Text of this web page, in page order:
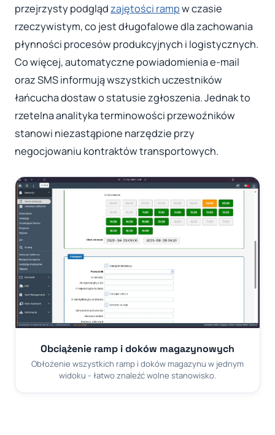
przejrzysty podglądzajętości rampw czasie
rzeczywistym, co jest długofalowe dla zachowania
płynności procesów produkcyjnych i logistycznych.
Co więcej, automatyczne powiadomienia e-mail
oraz SMS informują wszystkich uczestników
łańcucha dostaw o statusie zgłoszenia. Jednak to
rzetelna analityka terminowości przewoźników
stanowi niezastąpione narzędzie przy
negocjowaniu kontraktów transportowych.
Obciążenie ramp i doków magazynowych
Obłożenie wszystkich ramp i doków magazynu w jednym
widoku - łatwo znaleźć wolne stanowisko.